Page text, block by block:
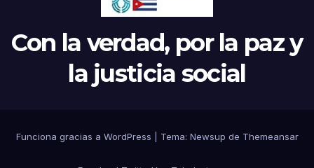
Con la verdad, por la paz y
la justicia social
Funciona gracias a WordPress Tema: Newsup de Themeansar